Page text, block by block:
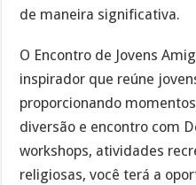
de maneira significativa.
O Encontro de Jovens
inspirador que reúne
proporcionando
diversão e encontro com
workshops, atividades
religiosas, você terá a